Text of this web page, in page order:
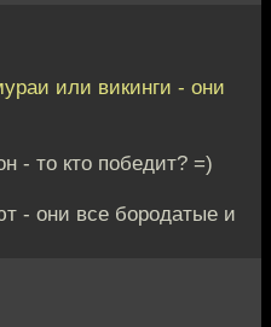
или викинги - они
- то кто победит? =)
- они все бородатые и